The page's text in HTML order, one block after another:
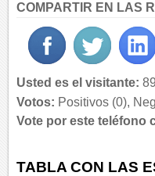
COMPARTIR EN LAS
Usted es el visitante:
Votos: Positivos (0),
Vote por este teléfono
TABLA CON LAS